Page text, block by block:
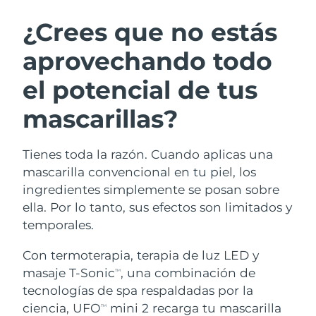
¿Crees que no estás
aprovechando todo
el potencial de tus
mascarillas?
Tienes toda la razón. Cuando aplicas una
mascarilla convencional en tu piel, los
ingredientes simplemente se posan sobre
ella. Por lo tanto, sus efectos son limitados y
temporales.
Con termoterapia, terapia de luz LED y
masaje T-SonicTM, una combinación de
tecnologías de spa respaldadas por la
ciencia, UFOTM
mini 2 recarga tu mascarilla
Limpieza facial
LUNA™ 4 pack
Anti-aging massage
LUNA™ 4 Plus
Massage, LED heating
LUNA™ 4 Men
For men, anti-aging massage
Lifting facial
BEAR™ 2 pack
Microcurrent toning
BEAR™ 2 go
Microcurrent toning on-the-go
BEAR™ 2 eyes & lips
Microcurrent line smoothing device
Hidratación
UFO™ 3 pack
Deep facial hydration
UFO™ 3 LED
Near-infrared and red light therapy
device
Cuidado bucal
issa™ 4
Hybrid silicone sonic toothbrush
issa™ 4 plus
Smart hybrid silicone sonic toothbrush
TRATAMIENTO ANTIEDAD FAQ™
Antiedad Tratamientos LED
Austria Entrega prevista8/8/26
Baréin Entrega prevista8/9/26
Bélgica Entrega prevista
Bermudas
Bosnia y Herzegovina Entrega prevista8/11/26
Brunéi Entrega prevista8/13/26
Bulgaria
Canadá Entrega prevista8/12/26
Chile Entrega prevista